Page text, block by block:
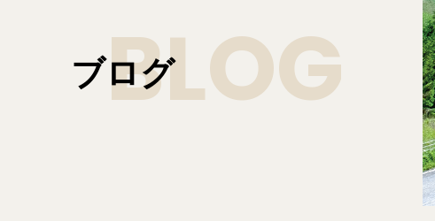
ブログ
BLOG